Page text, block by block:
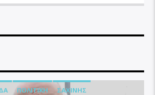
ΠΟΛΙΤΙΚΉ ΣΑΧΊΝΗΣ